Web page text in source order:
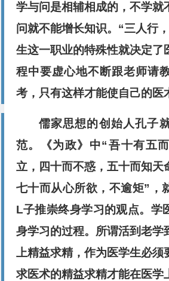
学与问是相辅相成的，不学就
问就不能增长知识。“三人行
生这一职业的特殊性就决定了
程中要虚心地不断跟老师请
考，只有这样才能使自己的医
儒家思想的创始人孔子
范。《为政》中“吾十有五
立，四十而不惑，五十而知天
七十而从心所欲，不逾矩”，
L子推崇终身学习的观点。学
身学习的过程。所谓活到老学
上精益求精，作为医学生必须
求医术的精益求精才能在医学